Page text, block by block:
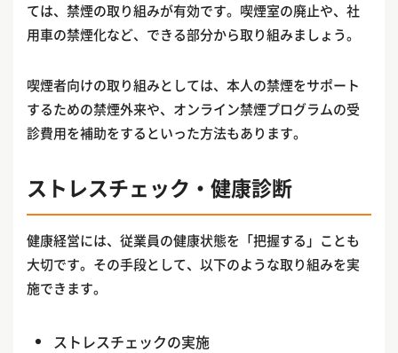
ては、禁煙の取り組みが有効です。喫煙室の廃止や、社
用車の禁煙化など、できる部分から取り組みましょう。
喫煙者向けの取り組みとしては、本人の禁煙をサポート
するための禁煙外来や、オンライン禁煙プログラムの受
診費用を補助をするといった方法もあります。
ストレスチェック・健康診断
健康経営には、従業員の健康状態を「把握する」ことも
大切です。その手段として、以下のような取り組みを実
施できます。
ストレスチェックの実施